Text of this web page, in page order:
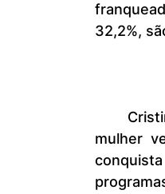
32,2%,
mulher